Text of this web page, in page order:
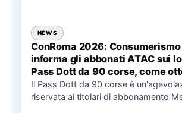
NEWS
ConRoma 2026:
informa gli abbonati ATAC sui
Pass Dott da 90 corse, come
cosa spetta in caso di disservizi
Il Pass Dott da 90 corse è
riservata ai titolari di abbonamento